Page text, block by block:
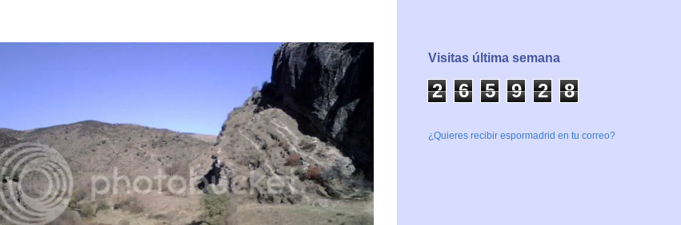
Visitas última semana
2 6 5 9 2 8
¿Quieres recibir espormadrid en tu correo?